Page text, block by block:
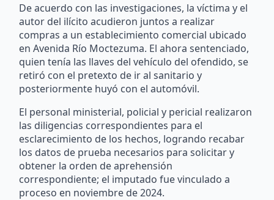
De acuerdo con las investigaciones, la víctima y el
autor del ilícito acudieron juntos a realizar
compras a un establecimiento comercial ubicado
en Avenida Río Moctezuma. El ahora sentenciado,
quien tenía las llaves del vehículo del ofendido, se
retiró con el pretexto de ir al sanitario y
posteriormente huyó con el automóvil.
El personal ministerial, policial y pericial realizaron
las diligencias correspondientes para el
esclarecimiento de los hechos, logrando recabar
los datos de prueba necesarios para solicitar y
obtener la orden de aprehensión
correspondiente; el imputado fue vinculado a
proceso en noviembre de 2024.